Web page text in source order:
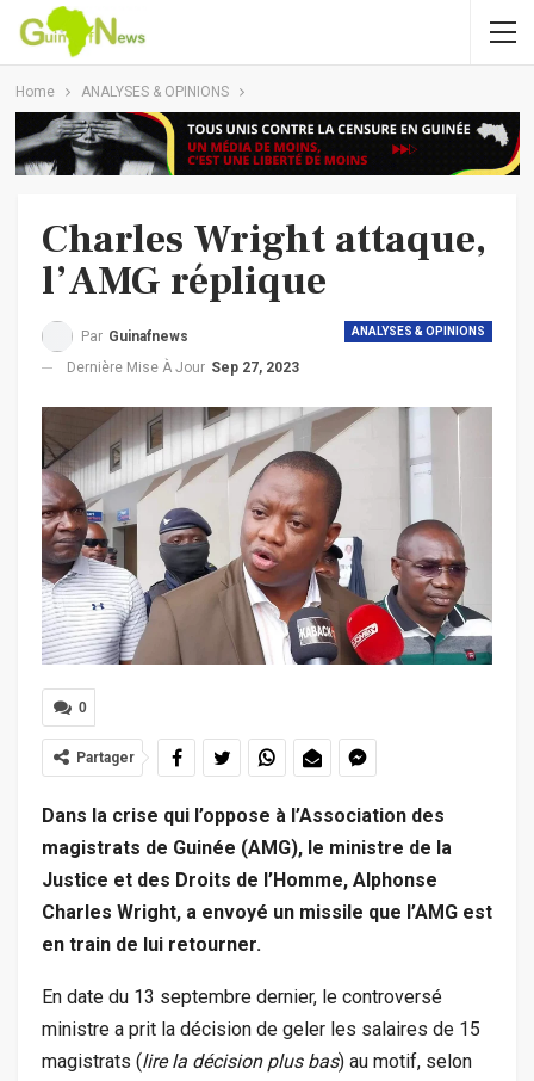
Home ANALYSES & OPINIONS
Charles Wright attaque,
l’AMG réplique
ANALYSES & OPINIONS
Par Guinafnews
Dernière Mise À Jour Sep 27, 2023
0
Partager
Dans la crise qui l’oppose à l’Association des
magistrats de Guinée (AMG), le ministre de la
Justice et des Droits de l’Homme, Alphonse
Charles Wright, a envoyé un missile que l’AMG est
en train de lui retourner.
En date du 13 septembre dernier, le controversé
ministre a prit la décision de geler les salaires de 15
magistrats (lire la décision plus bas) au motif, selon